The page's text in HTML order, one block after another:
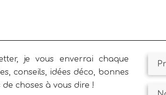
je vous enverrai chaque
conseils, idées déco, bonnes
choses à vous dire !